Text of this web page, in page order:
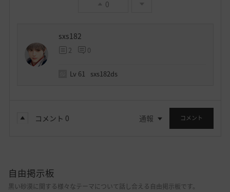
0
sxs182
2 0
Lv 61 sxs182ds
コメント 0 通報 コメント
自由掲示板
黒い砂漠に関する様々なテーマについて話し合える自由掲示板です。